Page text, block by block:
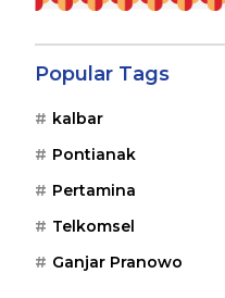
Popular Tags
kalbar
Pontianak
Pertamina
Telkomsel
Ganjar Pranowo